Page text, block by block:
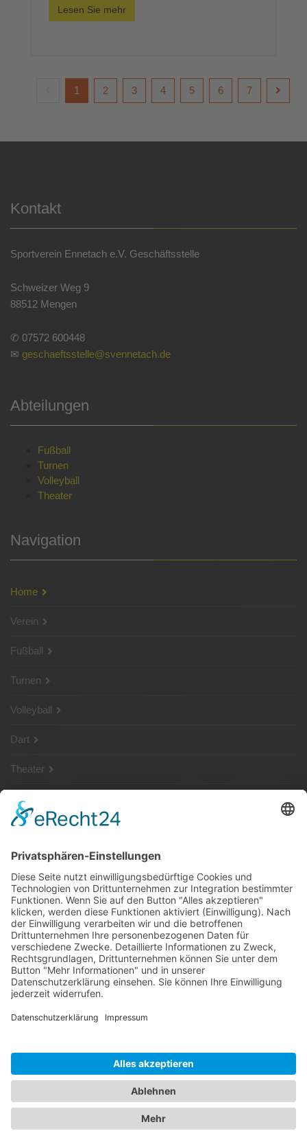
Lesen Sie mehr
1 2 3 4 5 6 7
Kontakt
Sportverein Ennetach e.V. Geschäftsstelle
Schweizer Weg 9
88512 Mengen
✆ 07572 600448
✉ geschaeftsstelle@svennetach.de
Abteilungen
Fußball
Turnen
Volleyball
Theater
Navigation
Home
Verein
Fußball
Turnen
Volleyball
Dart
Theater
SG Shop
Sponsoren
Kontakt
Social Media
Rechtliches